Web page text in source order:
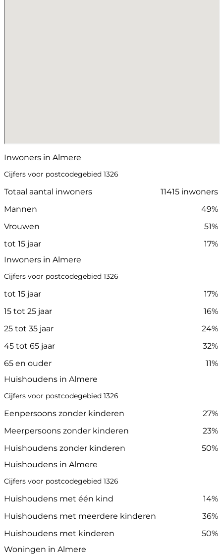
Inwoners in Almere
Cijfers voor postcodegebied 1326
Totaal aantal inwoners
11415 inwoners
Mannen
49%
Vrouwen
51%
tot 15 jaar
17%
Inwoners in Almere
Cijfers voor postcodegebied 1326
tot 15 jaar
17%
15 tot 25 jaar
16%
25 tot 35 jaar
24%
45 tot 65 jaar
32%
65 en ouder
11%
Huishoudens in Almere
Cijfers voor postcodegebied 1326
Eenpersoons zonder kinderen
27%
Meerpersoons zonder kinderen
23%
Huishoudens zonder kinderen
50%
Huishoudens in Almere
Cijfers voor postcodegebied 1326
Huishoudens met één kind
14%
Huishoudens met meerdere kinderen
36%
Huishoudens met kinderen
50%
Woningen in Almere